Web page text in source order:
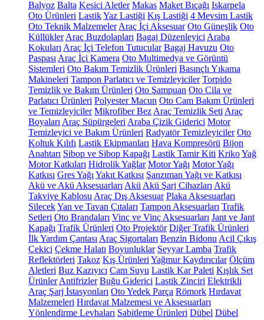
Balyoz Balta Kesici Aletler Makas Maket Bıçağı Iskarpela
Oto Ürünleri LastikYaz Lastiği Kış Lastiği 4 Mevsim Lastik
Oto Teknik Malzemeler Araç İçi Aksesuar Oto Güneşlik Oto
Küllükler Araç Buzdolapları Bagaj Düzenleyici Araba
Kokuları Araç İçi Telefon Tutucular Bagaj Havuzu Oto
Paspası Araç İçi Kamera Oto Multimedya ve Görüntü
Sistemleri Oto Bakım Temizlik Ürünleri Basınçlı Yıkama
Makineleri Tampon Parlatıcı ve Temizleyiciler Torpido
Temizlik ve Bakım Ürünleri Oto Şampuan Oto Cila ve
Parlatıcı Ürünleri Polyester Macun Oto Cam Bakım Ürünleri
ve Temizleyiciler Mikrofiber Bez Araç Temizlik Seti Araç
Boyaları Araç Süpürgeleri Araba Çizik Giderici Motor
Temizleyici ve Bakım Ürünleri Radyatör Temizleyiciler Oto
Koltuk Kılıfı Lastik Ekipmanları Hava Kompresörü Bijon
Anahtarı Sibop ve Sibop Kapağı Lastik Tamir Kiti KrikoYağ
Motor Katkıları Hidrolik Yağlar Motor Yağı Motor Yağı
Katkısı Gres Yağı Yakıt Katkısı Şanzıman Yağı ve Katkısı
Akü ve Akü Aksesuarları Akü Akü Şarj Cihazları Akü
Takviye Kablosu Araç Dış Aksesuar Plaka Aksesuarları
SilecekYan ve Tavan Çıtaları Tampon Aksesuarları Trafik
Setleri Oto Brandaları Vinç ve Vinç Aksesuarları Jant ve Jant
Kapağı Trafik Ürünleri Oto Projektör Diğer Trafik Ürünleri
İlk Yardım Çantası Araç Sigortaları Benzin Bidonu Acil Çıkış
Çekici Çekme Halatı Boyunluklar Seyyar Lamba Trafik
Reflektörleri Takoz Kış Ürünleri Yağmur Kaydırıcılar Ölçüm
Aletleri Buz Kazıyıcı Cam Suyu Lastik Kar Paleti Kışlık Set
Ürünler Antifrizler Buğu Giderici Lastik Zinciri Elektrikli
Araç Şarj İstasyonları Oto Yedek Parça Römork Hırdavat
Malzemeleri Hırdavat Malzemesi ve Aksesuarları
Yönlendirme Levhaları Sabitleme Ürünleri Dübel Dübel